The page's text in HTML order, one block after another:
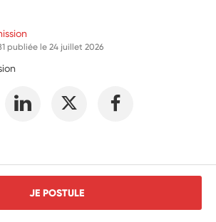
publiée le24 juillet 2026
JE POSTULE